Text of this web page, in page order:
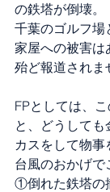
の鉄塔が倒壊。
千葉のゴルフ場
家屋への被害は
殆ど報道されま
FPとしては、
と、どうして
カスをして物事
台風のおかげで
①倒れた鉄塔